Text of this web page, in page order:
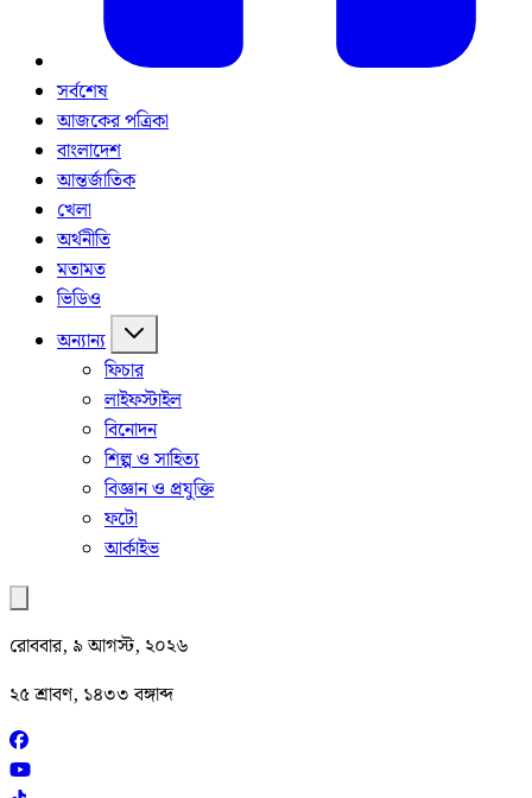
সর্বশেষ
আজকের পত্রিকা
বাংলাদেশ
আন্তর্জাতিক
খেলা
অর্থনীতি
মতামত
ভিডিও
অন্যান্য
ফিচার
লাইফস্টাইল
বিনোদন
শিল্প ও সাহিত্য
বিজ্ঞান ও প্রযুক্তি
ফটো
আর্কাইভ
রোববার, ৯ আগস্ট, ২০২৬
২৫ শ্রাবণ, ১৪৩৩ বঙ্গাব্দ